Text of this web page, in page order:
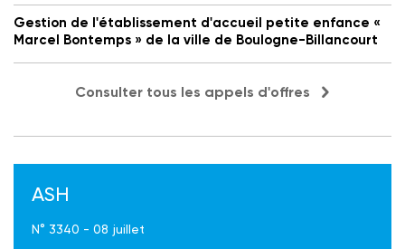
Gestion de l'établissement d'accueil petite enfance «
Marcel Bontemps » de la ville de Boulogne-Billancourt
Consulter tous les appels d'offres
ASH
N° 3340 - 08 juillet